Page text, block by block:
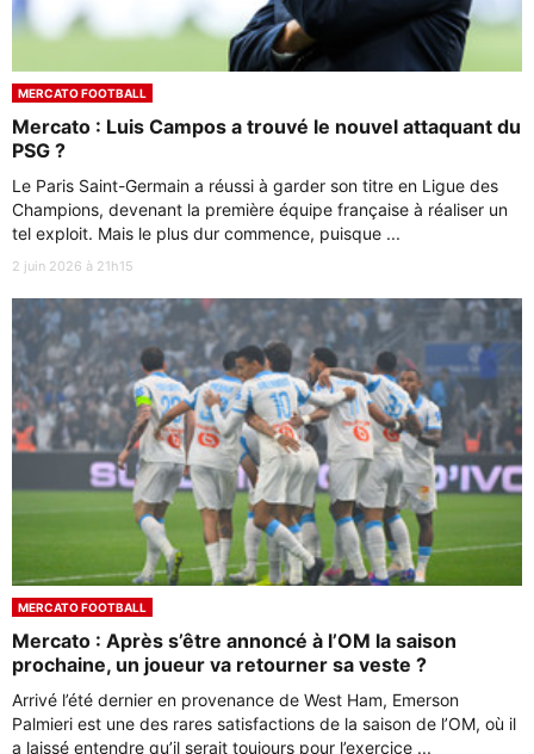
MERCATO FOOTBALL
Mercato : Luis Campos a trouvé le nouvel attaquant du
PSG ?
Le Paris Saint-Germain a réussi à garder son titre en Ligue des
Champions, devenant la première équipe française à réaliser un
tel exploit. Mais le plus dur commence, puisque ...
2 juin 2026 à 21h15
MERCATO FOOTBALL
Mercato : Après s’être annoncé à l’OM la saison
prochaine, un joueur va retourner sa veste ?
Arrivé l’été dernier en provenance de West Ham, Emerson
Palmieri est une des rares satisfactions de la saison de l’OM, où il
a laissé entendre qu’il serait toujours pour l’exercice ...